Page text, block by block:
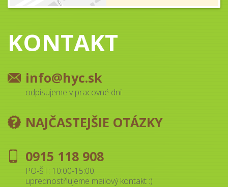
KONTAKT
info@hyc.sk
odpisujeme v pracovné dni
NAJČASTEJŠIE OTÁZKY
0915 118 908
PO-ŠT: 10:00-15:00.
uprednostňujeme mailový kontakt :)